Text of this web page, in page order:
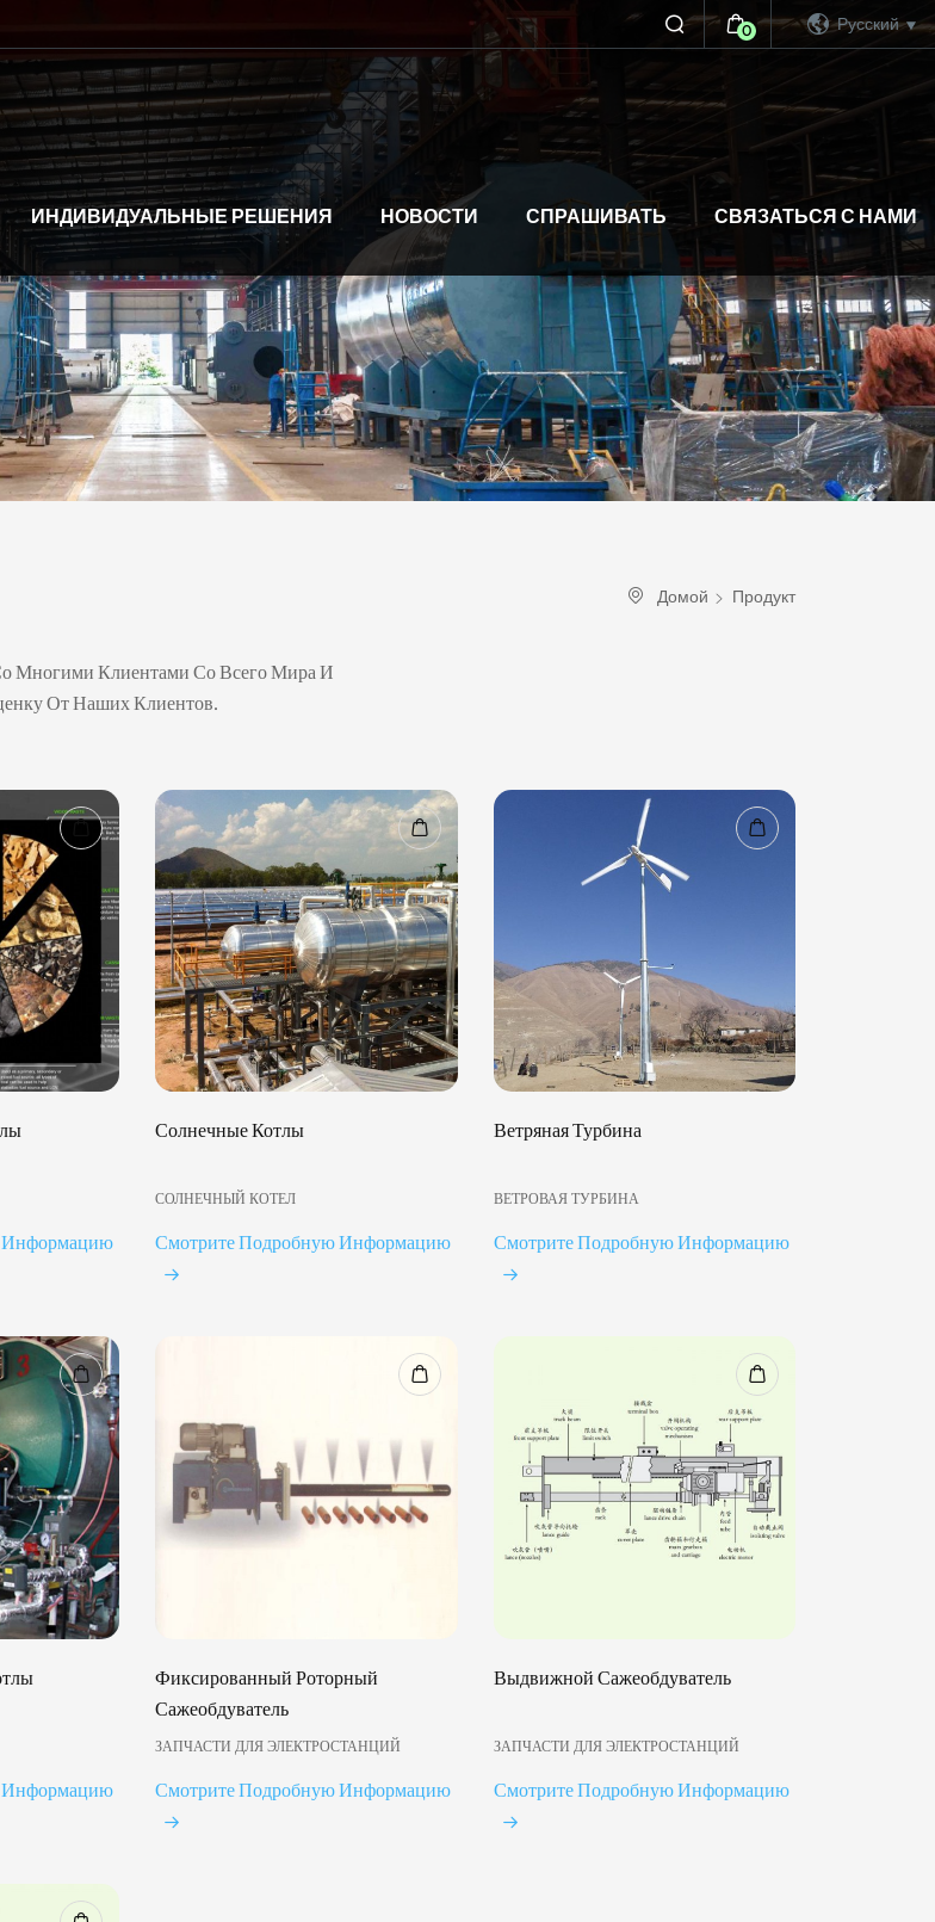
Русский
0
ИНДИВИДУАЛЬНЫЕ РЕШЕНИЯ НОВОСТИ СПРАШИВАТЬ СВЯЗАТЬСЯ С НАМИ
Домой Продукт
Многими Клиентами Со Всего Мира И
От Наших Клиентов.
Информацию
Солнечные Котлы
СОЛНЕЧНЫЙ КОТЕЛ
Смотрите Подробную Информацию
Ветряная Турбина
ВЕТРОВАЯ ТУРБИНА
Смотрите Подробную Информацию
Информацию
Фиксированный Роторный
Сажеобдуватель
ЗАПЧАСТИ ДЛЯ ЭЛЕКТРОСТАНЦИЙ
Смотрите Подробную Информацию
Выдвижной Сажеобдуватель
ЗАПЧАСТИ ДЛЯ ЭЛЕКТРОСТАНЦИЙ
Смотрите Подробную Информацию